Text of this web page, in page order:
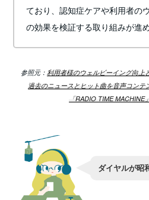
ており、認知症ケアや利用者の
の効果を検証する取り組みが進
参照元：利用者様のウェルビーイング向上
過去のニュースとヒット曲を音声コン
「RADIO TIME
ダイヤルが昭